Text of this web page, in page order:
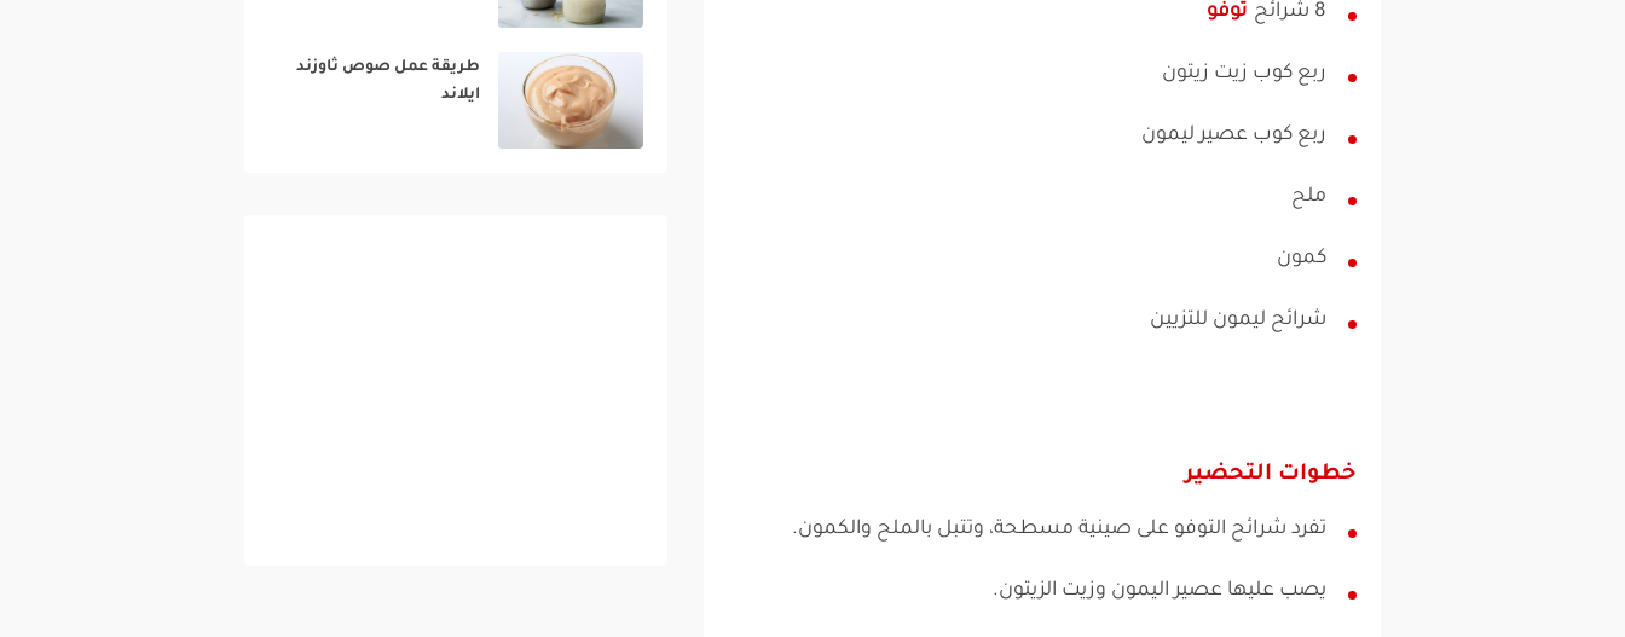
8 شرائح توفو
ربع كوب زيت زيتون
ربع كوب عصير ليمون
ملح
كمون
شرائح ليمون للتزيين
خطوات التحضير
تفرد شرائح التوفو على صينية مسطحة، وتتبل بالملح والكمون.
يصب عليها عصير اليمون وزيت الزيتون.
طريقة عمل صوص ثاوزند
ايلاند‎